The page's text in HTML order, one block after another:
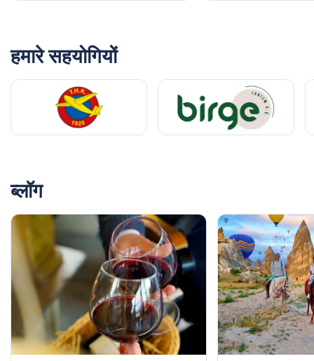
परीकथा जैसे घाटियों पर सूरज का अस्त होना कुछ ऐसा था, जिसे मैंने पहले
कभी नहीं देखा – बिल्कुल शानदार। और खुली हवा में सवारी करने का
एहसास, यह सच्ची स्वतंत्रता है। बेहतर साहसिकता के लिए और कुछ नहीं
मांगा जा सकता। लेकिन एक नोट, मैं सुझाव दूंगा कि चश्मा पैक करना क्योंकि
धूल बहुत होती है। एक दिन फिर से वापस आने का इंतजार नहीं कर सकती
और सब कुछ दोबारा करना चाहती हूँ! जीवनभर की यादें सुनिश्चित हैं!
हमारे सहयोगियों
ब्लॉग